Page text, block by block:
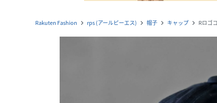
Rakuten Fashion navigate_next rps (アールピーエス) navigate_next 帽子 navigate_next キャップ navigate_next Rロゴ